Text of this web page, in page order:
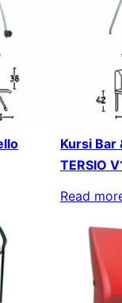
Kursi Bar
TERSIO
Read